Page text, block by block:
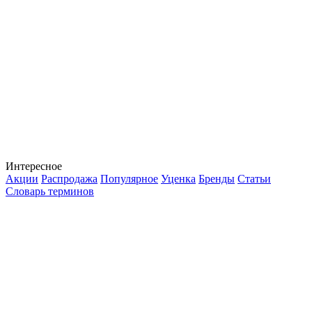
Интересное
Акции Распродажа Популярное Уценка Бренды Статьи
Словарь терминов